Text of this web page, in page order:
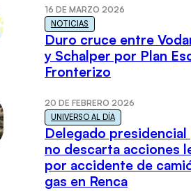
16 DE MARZO 2026
NOTICIAS
Duro cruce entre
y Schalper por Plan
Fronterizo
20 DE FEBRERO 2026
UNIVERSO AL DÍA
Delegado presidencial
no descarta acciones
por accidente de
gas en Renca